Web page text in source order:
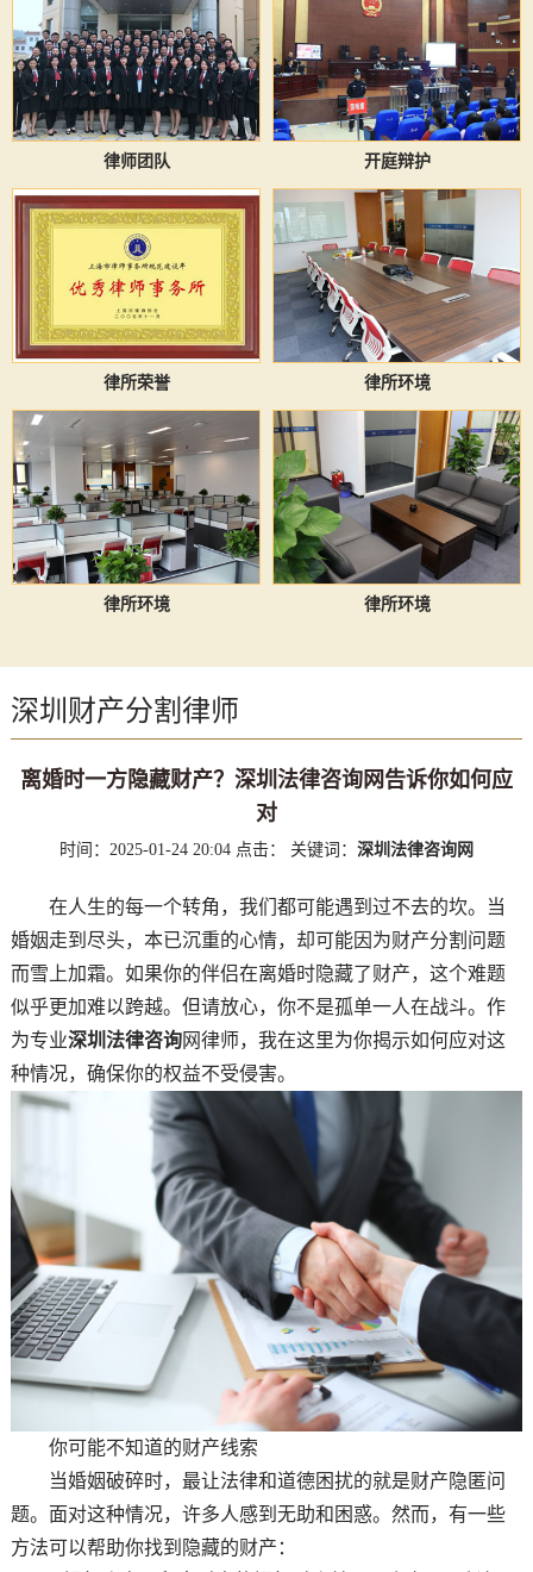
律师团队 开庭辩护
律所荣誉 律所环境
律所环境 律所环境
深圳财产分割律师
离婚时一方隐藏财产？深圳法律咨询网告诉你如何应
对
时间：2025-01-24 20:04 点击： 关键词： 深圳法律咨询网
在人生的每一个转角，我们都可能遇到过不去的坎。当
婚姻走到尽头，本已沉重的心情，却可能因为财产分割问题
而雪上加霜。如果你的伴侣在离婚时隐藏了财产，这个难题
似乎更加难以跨越。但请放心，你不是孤单一人在战斗。作
为专业深圳法律咨询网律师，我在这里为你揭示如何应对这
种情况，确保你的权益不受侵害。
你可能不知道的财产线索
当婚姻破碎时，最让法律和道德困扰的就是财产隐匿问
题。面对这种情况，许多人感到无助和困惑。然而，有一些
方法可以帮助你找到隐藏的财产：